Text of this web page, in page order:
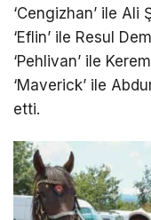
‘Cengizhan’ ile
‘Eflin’ ile Resul
‘Pehlivan’ ile
‘Maverick’ ile
etti.